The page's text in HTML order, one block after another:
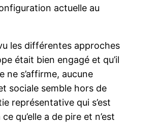
actuelle au
les différentes approches
était bien engagé et qu’il
ne s’affirme, aucune
sociale semble hors de
représentative qui s’est
qu’elle a de pire et n’est